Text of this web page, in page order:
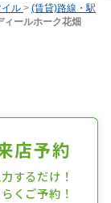
ル > (賃貸)路線・駅
ィールホーク花畑
店予約
するだけ！
くご予約！